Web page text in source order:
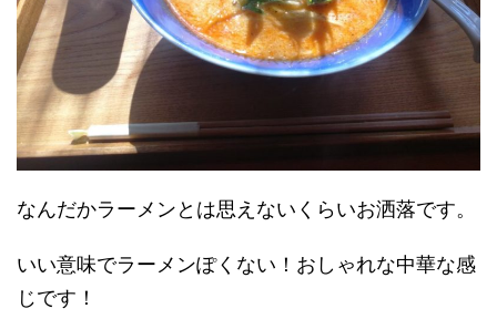
なんだかラーメンとは思えないくらいお洒落です。
いい意味でラーメンぽくない！おしゃれな中華な感
じです！